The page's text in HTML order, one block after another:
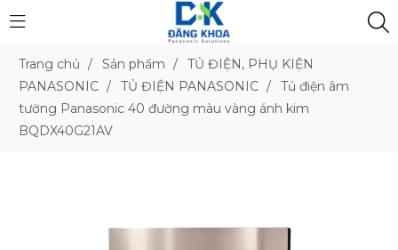
Trang chủ / Sản phẩm /
TỦ ĐIỆN, PHỤ KIỆN
PANASONIC / TỦ ĐIỆN PANASONIC /
Tủ điện âm
tường Panasonic 40 đường màu vàng ánh kim
BQDX40G21AV